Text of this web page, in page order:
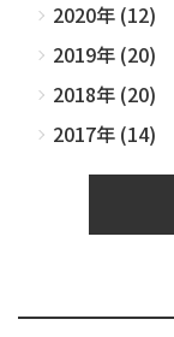
2020年 (12)
2019年 (20)
2018年 (20)
2017年 (14)